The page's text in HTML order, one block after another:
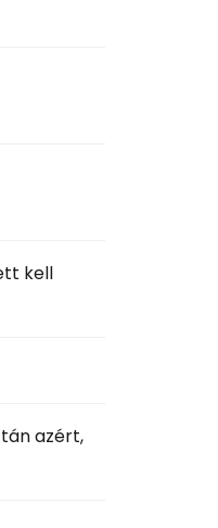
kell
azért,